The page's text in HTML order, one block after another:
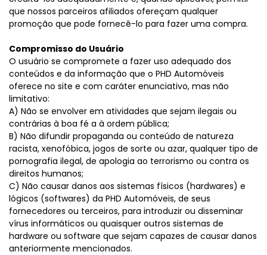
que nossos parceiros afiliados ofereçam qualquer
promoção que pode fornecê-lo para fazer uma compra.
Compromisso do Usuário
O usuário se compromete a fazer uso adequado dos
conteúdos e da informação que o PHD Automóveis
oferece no site e com caráter enunciativo, mas não
limitativo:
A) Não se envolver em atividades que sejam ilegais ou
contrárias à boa fé a à ordem pública;
B) Não difundir propaganda ou conteúdo de natureza
racista, xenofóbica, jogos de sorte ou azar, qualquer tipo de
pornografia ilegal, de apologia ao terrorismo ou contra os
direitos humanos;
C) Não causar danos aos sistemas físicos (hardwares) e
lógicos (softwares) da PHD Automóveis, de seus
fornecedores ou terceiros, para introduzir ou disseminar
vírus informáticos ou quaisquer outros sistemas de
hardware ou software que sejam capazes de causar danos
anteriormente mencionados.